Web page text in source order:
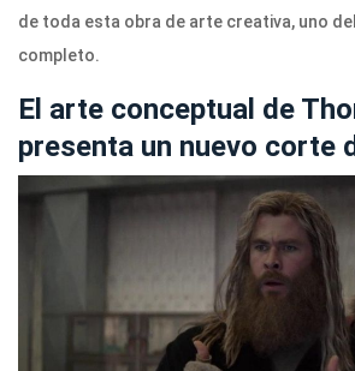
de toda esta obra de arte creativa, uno
completo.
El arte conceptual de
presenta un nuevo corte